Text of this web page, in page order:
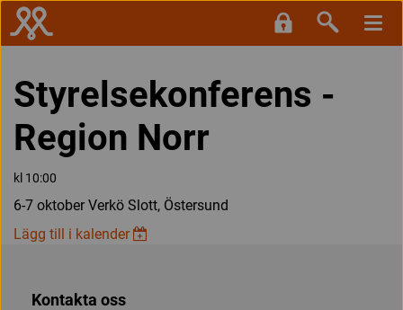
Styrelsekonferens -
Region Norr
kl 10:00
6-7 oktober Verkö Slott, Östersund
Lägg till i kalender
Kontakta oss